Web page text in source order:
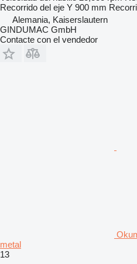
Recorrido del eje Y 900 mm
Alemania, Kaiserslautern
GINDUMAC GmbH
Contacte con el vendedor
metal
13